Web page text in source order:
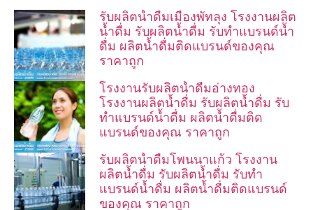
รับผลิตน้ำดื่มเมืองพัทลุง โรงงานผลิต
น้ำดื่ม รับผลิตน้ำดื่ม รับทำแบรนด์น้ำ
ดื่ม ผลิตน้ำดื่มติดแบรนด์ของคุณ
ราคาถูก
โรงงานรับผลิตน้ำดื่มอ่างทอง
โรงงานผลิตน้ำดื่ม รับผลิตน้ำดื่ม รับ
ทำแบรนด์น้ำดื่ม ผลิตน้ำดื่มติด
แบรนด์ของคุณ ราคาถูก
รับผลิตน้ำดื่มโพนนาแก้ว โรงงาน
ผลิตน้ำดื่ม รับผลิตน้ำดื่ม รับทำ
แบรนด์น้ำดื่ม ผลิตน้ำดื่มติดแบรนด์
ของคุณ ราคาถูก